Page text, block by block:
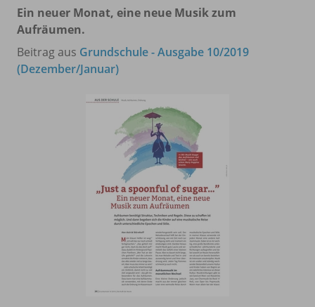
Ein neuer Monat, eine neue Musik zum
Aufräumen.
Beitrag aus Grundschule - Ausgabe 10/2019
(Dezember/Januar)